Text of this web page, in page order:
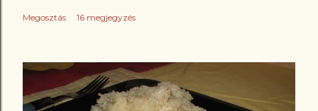
Megosztás 16 megjegyzés